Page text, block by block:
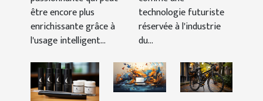
être encore plus
enrichissante grâce à
l'usage intelligent...
technologie futuriste
réservée à l'industrie
du...